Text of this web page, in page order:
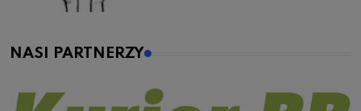
NASI PARTNERZY